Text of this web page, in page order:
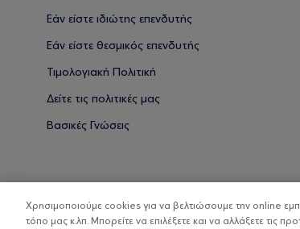
Εάν είστε ιδιώτης επενδυτής
Εάν είστε θεσμικός επενδυτής
Τιμολογιακή Πολιτική
Δείτε τις πολιτικές μας
Βασικές Γνώσεις
Χρησιμοποιούμε cookies για να βελτιώσουμε την online
τόπο μας κ.λπ. Μπορείτε να επιλέξετε και να αλλάξετε τις